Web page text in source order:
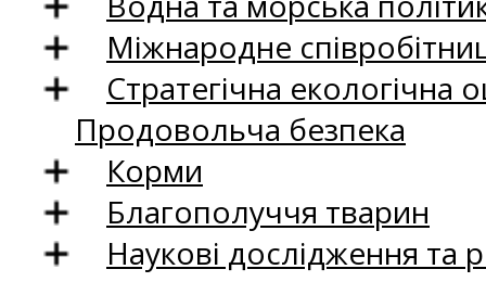
Міжнародне
Стратегічна екологічна
Продовольча безпека
Корми
Благополуччя тварин
Наукові дослідження та